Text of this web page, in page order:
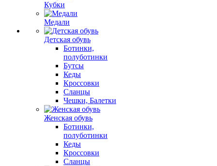
Кубки
Медали
Детская обувь
Ботинки,
полуботинки
Бутсы
Кеды
Кроссовки
Сланцы
Чешки, Балетки
Женская обувь
Ботинки,
полуботинки
Кеды
Кроссовки
Сланцы